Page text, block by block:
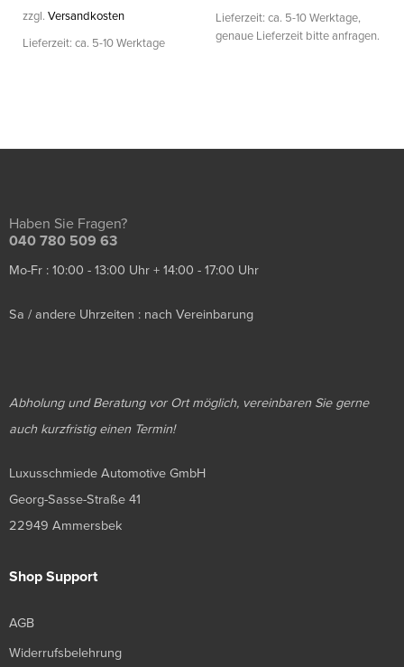
zzgl. Versandkosten
Lieferzeit: ca. 5-10 Werktage
Lieferzeit: ca. 5-10 Werktage,
genaue Lieferzeit bitte anfragen.
Haben Sie Fragen?
040 780 509 63
Mo-Fr : 10:00 - 13:00 Uhr + 14:00 - 17:00 Uhr
Sa / andere Uhrzeiten : nach Vereinbarung
Abholung und Beratung vor Ort möglich, vereinbaren Sie gerne
auch kurzfristig einen Termin!
Luxusschmiede Automotive GmbH
Georg-Sasse-Straße 41
22949 Ammersbek
Shop Support
AGB
Widerrufsbelehrung